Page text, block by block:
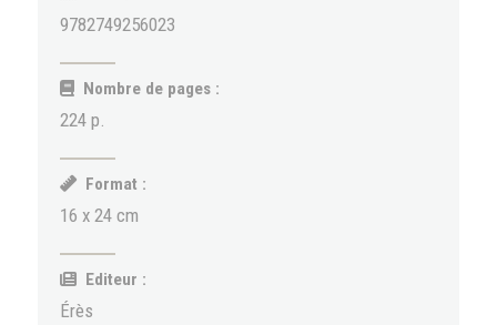
9782749256023
Nombre de pages :
224 p.
Format :
16 x 24 cm
Editeur :
Érès